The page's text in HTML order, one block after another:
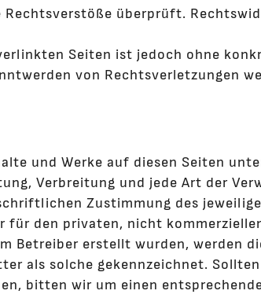
überprüft.
Seiten ist jedoch ohne
von Rechtsverletzungen
und Werke auf diesen Seiten
Verbreitung und jede Art der
Zustimmung des
für den privaten, nicht
Betreiber erstellt wurden, werden
als solche gekennzeichnet.
bitten wir um einen